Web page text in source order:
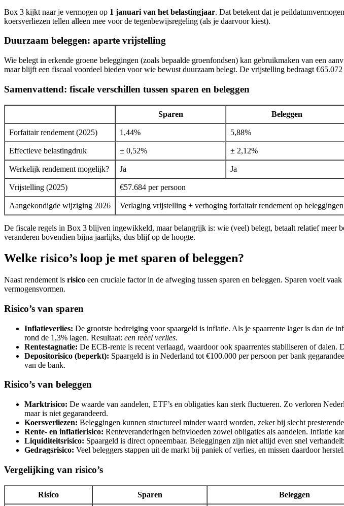
Box 3 kijkt naar je vermogen op 1 januari van het belastingjaar. Dat betekent dat je
koersverliezen tellen alleen mee voor de tegenbewijsregeling (als je daarvoor kiest).
Duurzaam beleggen: aparte vrijstelling
Wie belegt in erkende groene beleggingen (zoals bepaalde groenfondsen) kan gebruikmaken van een
maar blijft een fiscaal voordeel bieden voor wie bewust duurzaam belegt. De vrijstelling bedraagt
Samenvattend: fiscale verschillen tussen sparen en beleggen
Sparen Beleggen
Forfaitair rendement (2025) 1,44% 5,88%
Effectieve belastingdruk ± 0,52% ± 2,12%
Werkelijk rendement mogelijk? Ja Ja
Vrijstelling (2025) €57.684 per persoon
Aangekondigde wijziging 2026 Verlaging vrijstelling + verhoging forfaitair rendement op beleggingen
De fiscale regels in Box 3 blijven ingewikkeld, maar belangrijk is: wie (veel) belegt, betaalt relatief meer
veranderen bovendien bijna jaarlijks, dus blijf op de hoogte.
Welke risico’s loop je met sparen of beleggen?
Naast rendement is risico een cruciale factor in de afweging tussen sparen en beleggen. Sparen voelt
vermogensvormen.
Risico’s van sparen
Inflatieverlies: De grootste bedreiging voor spaargeld is inflatie. Als je spaarrente lager is dan de
rond de 1,3% lagen. Resultaat: een reëel verlies.
Rentestagnatie: De ECB-rente is recent verlaagd, waardoor ook spaarrentes stabiliseren of
Depositorisico (beperkt): Spaargeld is in Nederland tot €100.000 per persoon per bank
van de bank.
Risico’s van beleggen
Marktrisico: De waarde van aandelen, ETF’s en obligaties kan sterk fluctueren. Zo verloren
maar is niet gegarandeerd.
Koersverliezen: Beleggingen kunnen structureel minder waard worden, zeker bij slecht
Rente- en inflatierisico: Renteveranderingen beïnvloeden zowel obligaties als aandelen. Inflatie
Liquiditeitsrisico: Spaargeld is direct opneembaar. Beleggingen zijn niet altijd even snel
Gedragsrisico: Veel beleggers stappen uit de markt bij paniek of verlies, en missen daardoor
Vergelijking van risico’s
Risico Sparen Beleggen